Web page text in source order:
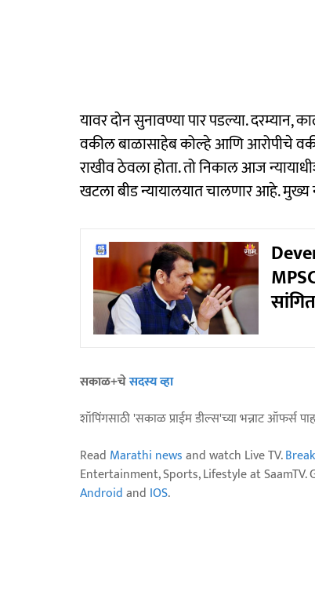
यावर दोन सुनावण्या पार पडल्या. दरम्यान,
वकील बाळासाहेब कोल्हे आणि आरोपीचे
राखीव ठेवला होता. तो निकाल आज
खटला बीड न्यायालयात चालणार आहे.
सकाळ+चेसदस्य व्हा
शॉपिंगसाठी 'सकाळ प्राईम डील्स'च्या भन्नाट ऑफर्स
Read Marathi newsand watch Live TV.
Entertainment, Sports, Lifestyle at SaamTV.
Androidand IOS.